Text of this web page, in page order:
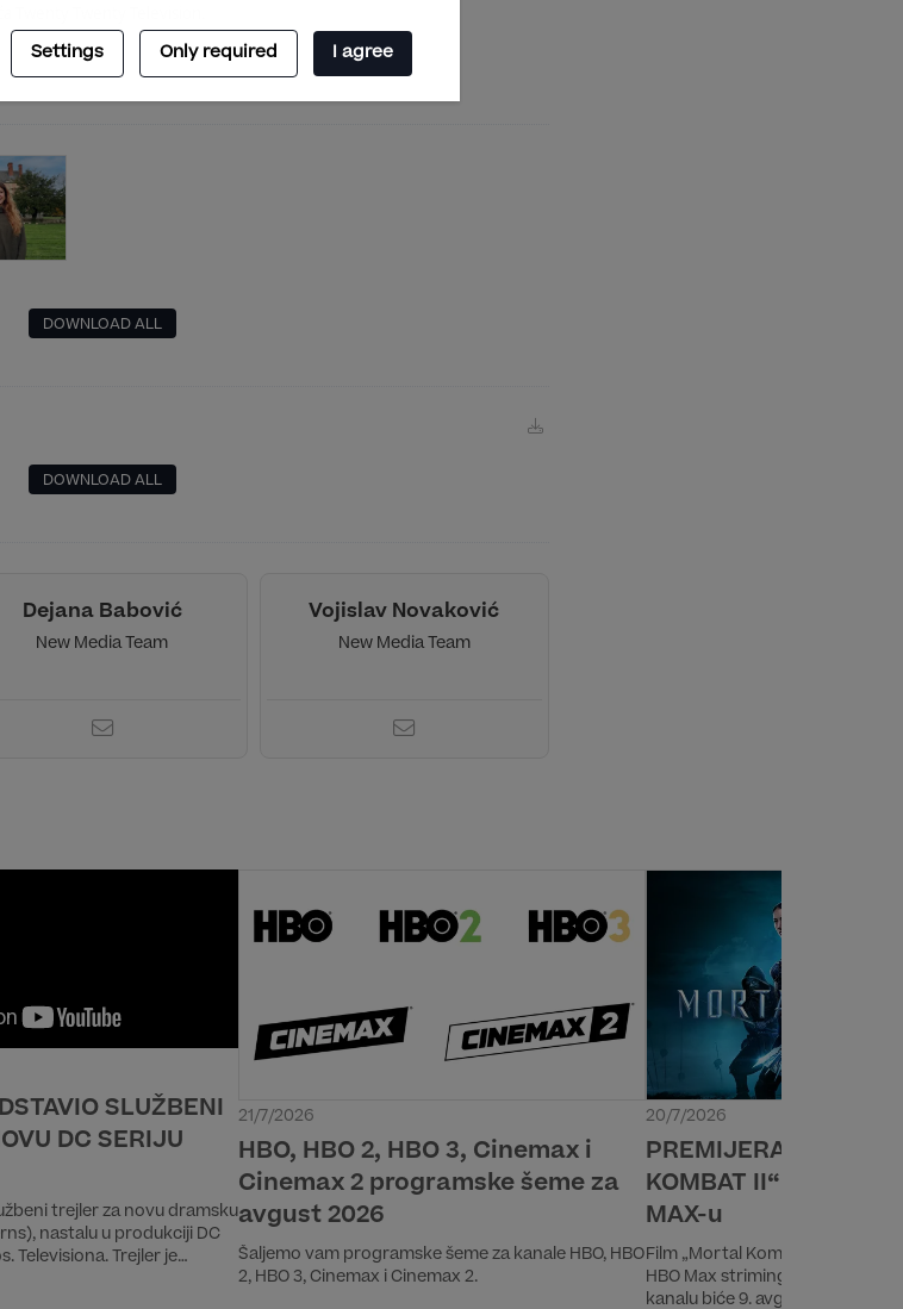
Settings Only required I agree
Twenty Twenty Television.
DOWNLOAD ALL
DOWNLOAD ALL
Dejana Babović
New Media Team
Vojislav Novaković
New Media Team
SLUŽBENI
DC SERIJU
trejler za novu dramsku
nastalu u produkciji DC
Televisiona. Trejler je
21/7/2026
HBO, HBO 2, HBO 3, Cinemax i
Cinemax 2 programske šeme za
avgust 2026
Šaljemo vam programske šeme za kanale HBO, HBO
2, HBO 3, Cinemax i Cinemax 2.
20/7/2026
PREMIJERA FILMA
KOMBAT II“ 24. JULA
MAX-u
Film „Mortal Kombat II“ imaće
HBO Max striming platformi.
kanalu biće 9. avgusta u 20:00 h.